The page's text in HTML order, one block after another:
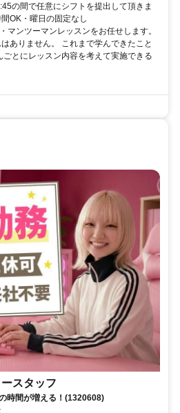
の間で任意にシフトを提出して頂きま
OK・曜日の固定なし
マンツーマンレッスンをお任せします。
ありません。 これまで学んできたこと
とにレッスン内容を考えて実施できる
スタッフ
時間が増える！(1320608)